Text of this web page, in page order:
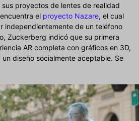
proyectos de lentes de realidad
el proyecto Nazare, el cual
independientemente de un teléfono
Zuckerberg indicó que su primera
AR completa con gráficos en 3D,
diseño socialmente aceptable. Se